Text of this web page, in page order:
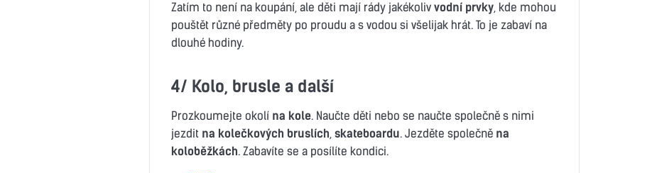
Zatím to není na koupání, ale děti mají rády jakékoliv vodní prvky, kde mohou
pouštět různé předměty po proudu a s vodou si všelijak hrát. To je zabaví na
dlouhé hodiny.
4/ Kolo, brusle a další
Prozkoumejte okolí na kole. Naučte děti nebo se naučte společně s nimi
jezdit na kolečkových bruslích, skateboardu. Jezděte společně na
koloběžkách. Zabavíte se a posílíte kondici.